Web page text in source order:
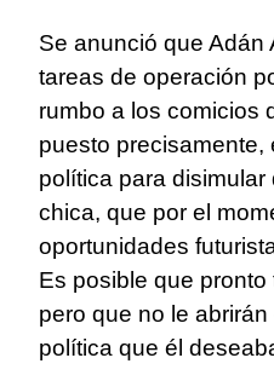
Se anunció que Adán
tareas de operación
rumbo a los comicios
puesto precisamente,
política para
chica, que por el
oportunidades
Es posible que
pero que no le
política que él